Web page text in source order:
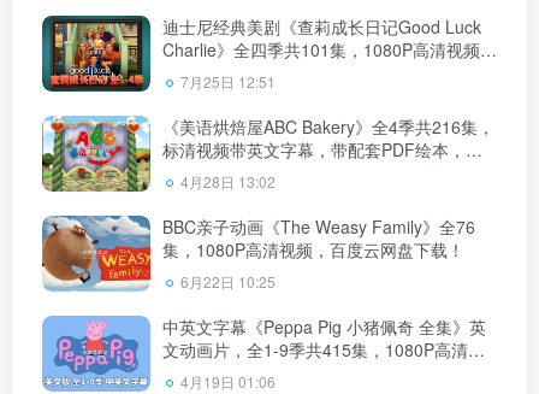
迪士尼经典美剧《查莉成长日记Good Luck
Charlie》全四季共101集，1080P高清视频带
中英文字幕，百度云网盘下载
7月25日 12:51
《美语烘焙屋ABC Bakery》全4季共216集，
标清视频带英文字幕，带配套PDF绘本，百
度云网盘下载！
4月28日 13:02
BBC亲子动画《The Weasy Family》全76
集，1080P高清视频，百度云网盘下载！
6月22日 10:25
中英文字幕《Peppa Pig 小猪佩奇 全集》英
文动画片，全1-9季共415集，1080P高清视
频，带配套音频MP3，百度云网盘下载！
4月19日 01:06